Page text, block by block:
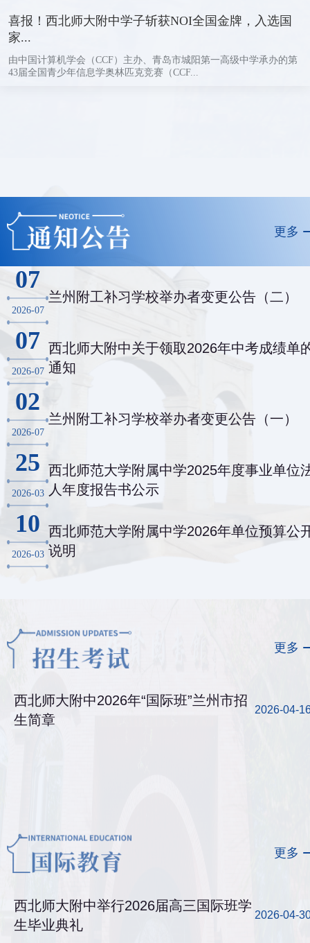
喜报！西北师大附中学子斩获NOI全国金牌，入选国
家...
由中国计算机学会（CCF）主办、青岛市城阳第一高级中学承办的第
43届全国青少年信息学奥林匹克竞赛（CCF...
更多
07
2026-07
兰州附工补习学校举办者变更公告（二）
07
2026-07
西北师大附中关于领取2026年中考成绩单
通知
02
2026-07
兰州附工补习学校举办者变更公告（一）
25
2026-03
西北师范大学附属中学2025年度事业单位
人年度报告书公示
10
2026-03
西北师范大学附属中学2026年单位预算公
说明
更多
西北师大附中2026年“国际班”兰州市招
生简章
2026-04-
更多
西北师大附中举行2026届高三国际班学
生毕业典礼
2026-04-